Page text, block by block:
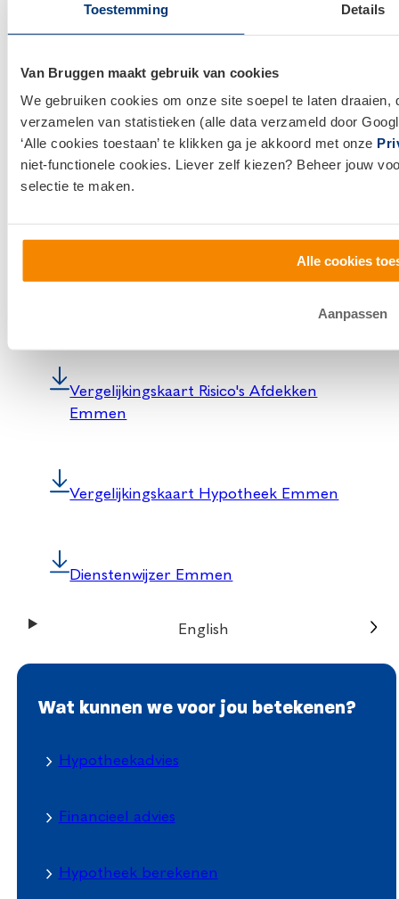
Toestemming Details
Van Bruggen maakt gebruik van cookies
We gebruiken cookies om onze site soepel te laten
verzamelen van statistieken (alle data verzameld door
‘Alle cookies toestaan’ te klikken ga je akkoord met onze
niet-functionele cookies. Liever zelf kiezen? Beheer jouw
selectie te maken.
Alle cookies
Aanpassen
Klachtenprocedure
Vergelijkingskaart Risico's Afdekken
Emmen
Vergelijkingskaart Hypotheek Emmen
Dienstenwijzer Emmen
English
Wat kunnen we voor jou betekenen?
Hypotheekadvies
Financieel advies
Hypotheek berekenen